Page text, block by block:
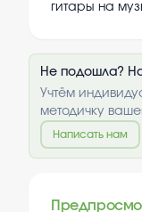
гитары на
Не подошла?
Учтём
методичку
Написать нам